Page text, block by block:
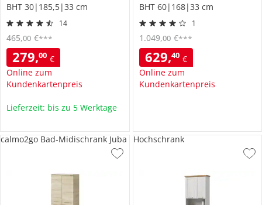
BHT 30|185,5|33 cm
14
279,00 €
Online zum
Kundenkartenpreis
465,00 €***
Lieferzeit: bis zu 5 Werktage
BHT 60|168|33 cm
1
629,40 €
Online zum
Kundenkartenpreis
1.049,00 €***
calmo2go Bad-Midischrank Juba Hochschrank